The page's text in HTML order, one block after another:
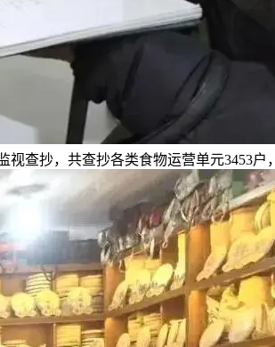
查抄，共查抄各类食物运营单元3453户，